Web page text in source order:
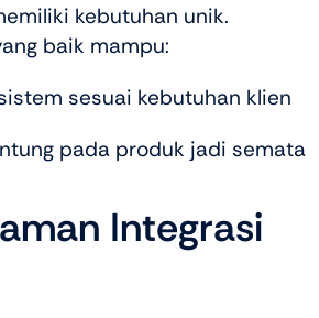
kebutuhan unik.
baik mampu:
sesuai kebutuhan klien
pada produk jadi semata
Integrasi